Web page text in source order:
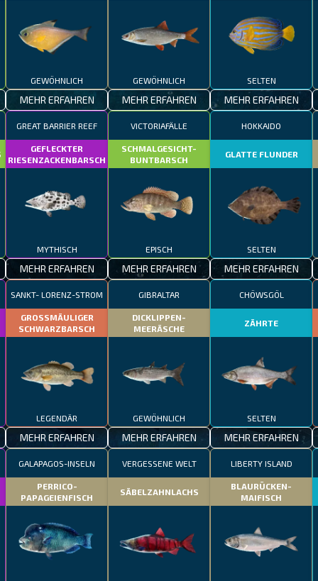
GEWÖHNLICH
MEHR ERFAHREN
GEWÖHNLICH
MEHR ERFAHREN
SELTEN
MEHR ERFAHREN
GREAT BARRIER REEF
GEFLECKTER
RIESENZACKENBARSCH
MYTHISCH
MEHR ERFAHREN
VICTORIAFÄLLE
SCHMALGESICHT-
BUNTBARSCH
EPISCH
MEHR ERFAHREN
HOKKAIDO
GLATTE FLUNDER
SELTEN
MEHR ERFAHREN
SANKT- LORENZ-STROM
GROSSMÄULIGER
SCHWARZBARSCH
LEGENDÄR
MEHR ERFAHREN
GIBRALTAR
DICKLIPPEN-
MEERÄSCHE
GEWÖHNLICH
MEHR ERFAHREN
CHÖWSGÖL
ZÄHRTE
SELTEN
MEHR ERFAHREN
GALAPAGOS-INSELN
PERRICO-
PAPAGEIENFISCH
VERGESSENE WELT
SÄBELZAHNLACHS
LIBERTY ISLAND
BLAURÜCKEN-
MAIFISCH